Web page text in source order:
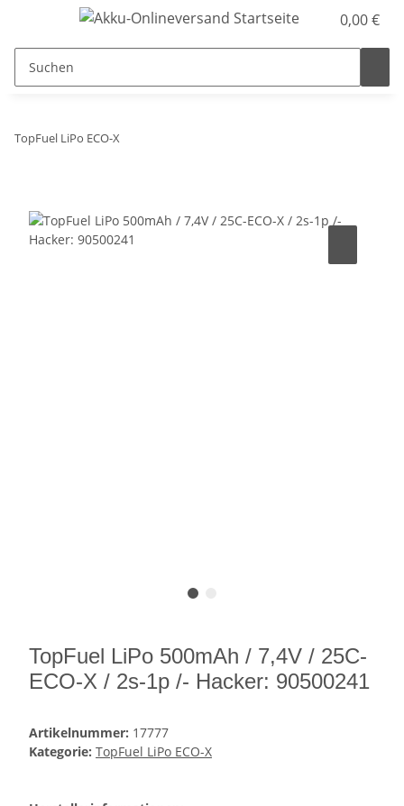
0,00 €
TopFuel LiPo ECO-X
TopFuel LiPo 500mAh / 7,4V / 25C-
ECO-X / 2s-1p /- Hacker: 90500241
Artikelnummer: 17777
Kategorie: TopFuel LiPo ECO-X